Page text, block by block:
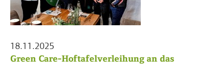
18.11.2025
Green Care-Hoftafelverleihung an das